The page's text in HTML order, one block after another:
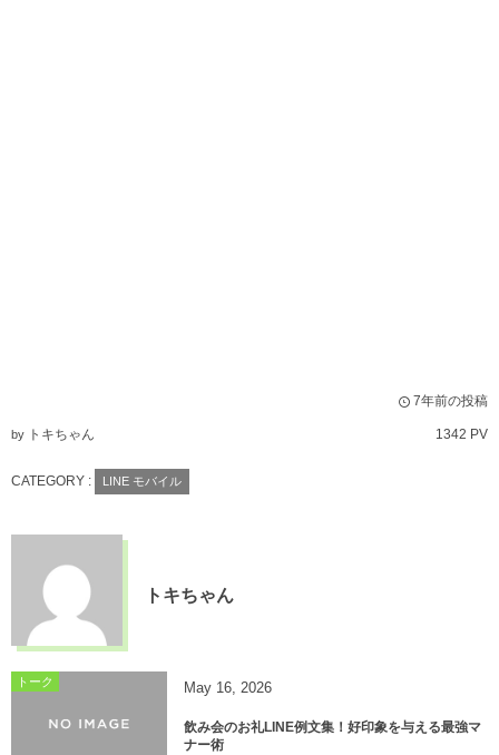
7年前の投稿
by トキちゃん 1342 PV
CATEGORY : LINE モバイル
トキちゃん
トーク May 16, 2026
飲み会のお礼LINE例文集！好印象を与える最強マ
ナー術